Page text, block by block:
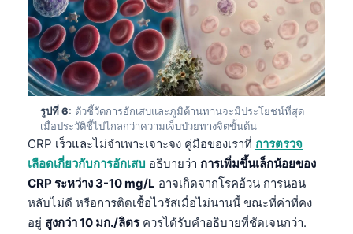
รูปที่ 6: ตัวชี้วัดการอักเสบและภูมิต้านทานจะมีประโยชน์ที่สุด
เมื่อประวัติชี้ไปไกลกว่าความเจ็บป่วยทางจิตขั้นต้น
CRP เร็วและไม่จำเพาะเจาะจง คู่มือของเราที่ การตรวจ
เลือดเกี่ยวกับการอักเสบ อธิบายว่า การเพิ่มขึ้นเล็กน้อยของ
CRP ระหว่าง 3-10 mg/L อาจเกิดจากโรคอ้วน การนอน
หลับไม่ดี หรือการติดเชื้อไวรัสเมื่อไม่นานนี้ ขณะที่ค่าที่คง
อยู่ สูงกว่า 10 มก./ลิตรควรได้รับคำอธิบายที่ชัดเจนกว่า. اردو
मराठी
తెలుగు
தமிழ்
ગુજરાતી
ಕನ್ನಡ
മലയാളം
Bahasa Melayu
Tiếng Việt